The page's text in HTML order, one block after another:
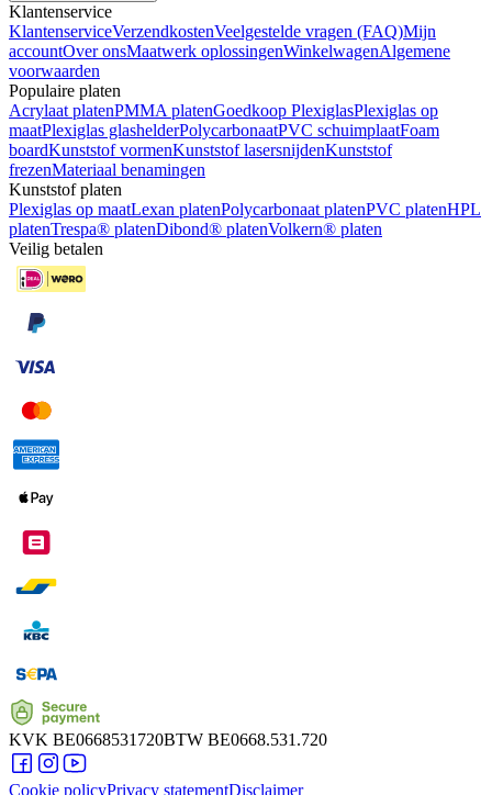
Klantenservice
KlantenserviceVerzendkostenVeelgestelde vragen (FAQ)Mijn
accountOver onsMaatwerk oplossingenWinkelwagenAlgemene
voorwaarden
Populaire platen
Acrylaat platenPMMA platenGoedkoop PlexiglasPlexiglas op
maatPlexiglas glashelderPolycarbonaatPVC schuimplaatFoam
boardKunststof vormenKunststof lasersnijdenKunststof
frezenMateriaal benamingen
Kunststof platen
Plexiglas op maatLexan platenPolycarbonaat platenPVC platenHPL
platenTrespa® platenDibond® platenVolkern® platen
Veilig betalen
KVK BE0668531720BTW BE0668.531.720
Cookie policyPrivacy statementDisclaimer